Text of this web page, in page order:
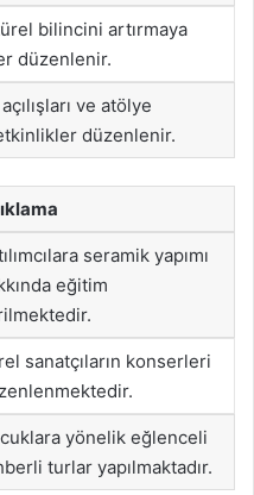
bilincini artırmaya
düzenlenir.
ve atölye
düzenlenir.
seramik yapımı
eğitim
sanatçıların konserleri
yönelik eğlenceli
turlar yapılmaktadır.